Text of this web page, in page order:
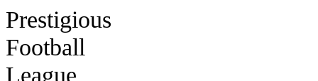
Prestigious
Football
League